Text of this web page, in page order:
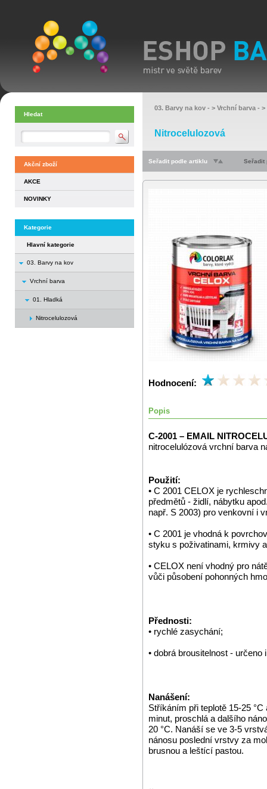
Hledat
Akční zboží
AKCE
NOVINKY
Kategorie
Hlavní kategorie
03. Barvy na kov
Vrchní barva
01. Hladká
Nitrocelulozová
03. Barvy na kov - > Vrchní barva - >
Nitrocelulozová
Seřadit podle artiklu Seřadit
Hodnocení:
Popis
C-2001 – EMAIL
nitrocelulózová vrchní barva
Použití:
• C 2001 CELOX je
předmětů - židlí, nábytku
např. S 2003) pro venkovní i
• C 2001 je vhodná k
styku s poživatinami, krmivy
• CELOX není vhodný pro
vůči působení pohonných
Přednosti:
• rychlé zasychání;
• dobrá brousitelnost - určeno
Nanášení:
Stříkáním při teplotě 15-25
minut, proschlá a dalšího
20 °C. Nanáší se ve 3-5
nánosu poslední vrstvy za
brusnou a leštící pastou.